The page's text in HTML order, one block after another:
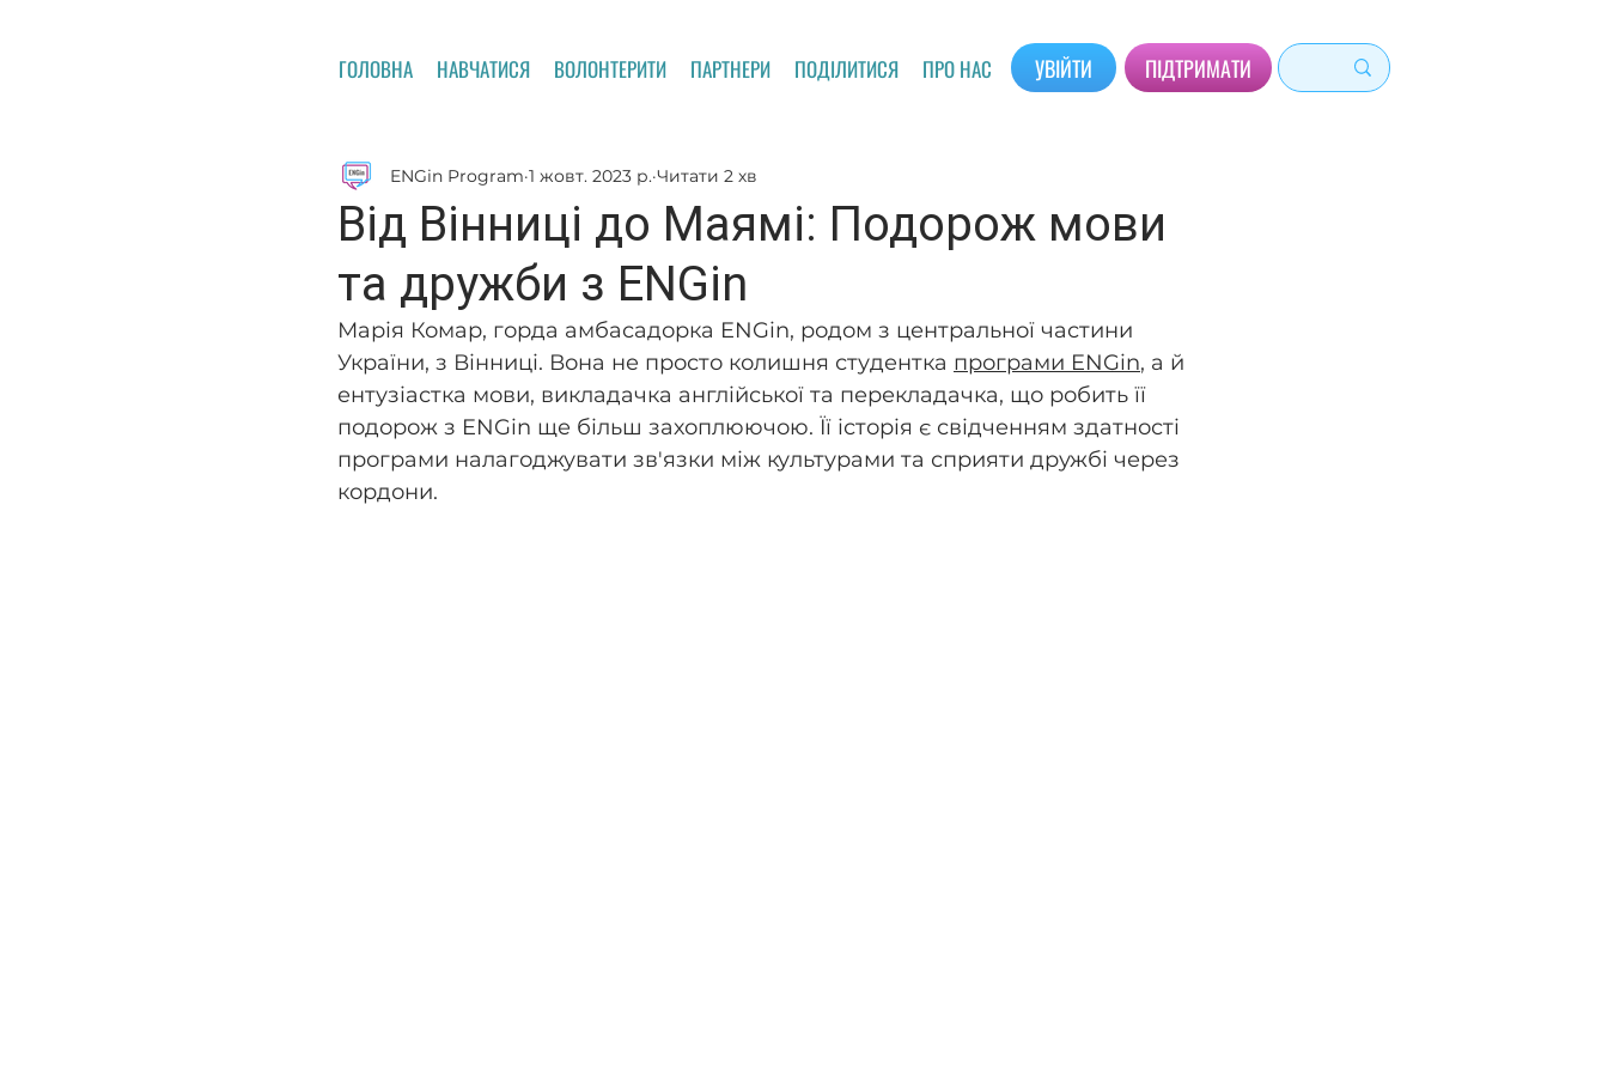
ГОЛОВНА НАВЧАТИСЯ ВОЛОНТЕРИТИ ПАРТНЕРИ ПОДІЛИТИСЯ ПРО НАС УВІЙТИ ПІДТРИМАТИ
Від Вінниці до Маямі: Подорож мови
та дружби з ENGin
ENGin Program 1 жовт. 2023 р. Читати 2 хв
Марія Комар, горда амбасадорка ENGin, родом з центральної частини
України, з Вінниці. Вона не просто колишня студентка програми ENGin, а й
ентузіастка мови, викладачка англійської та перекладачка, що робить її
подорож з ENGin ще більш захоплюючою. Її історія є свідченням здатності
програми налагоджувати зв'язки між культурами та сприяти дружбі через
кордони.